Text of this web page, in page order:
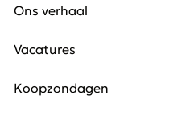
Ons verhaal
Vacatures
Koopzondagen